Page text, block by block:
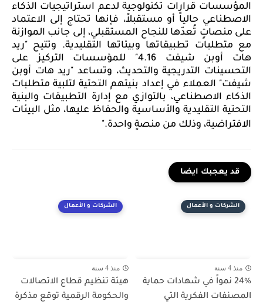
المؤسسات قرارات تكنولوجية لدعم استراتيجيات الذكاء
الاصطناعي حالياً أو مستقبلاً، فإنها تحتاج إلى الاعتماد
على منصاتٍ تُعدّها للنجاح المستقبلي، إلى جانب الموازنة
مع متطلبات تطبيقاتها وبيئاتها التقليدية. وتتيح "ريد
هات أوبن شيفت 4.16"
للمؤسسات التركيز على
التحسينات التدريجية والتحديث، وتساعد "ريد هات أوبن
شيفت" العملاء في إعداد بنيتهم التحتية لتلبية متطلبات
الذكاء الاصطناعي، بالتوازي مع إدارة التطبيقات والبنية
التحتية التقليدية والأساسية والحفاظ عليها، مثل البيئات
الافتراضية، وذلك من منصةٍ واحدة.
"
قد يعجبك ايضا
الشركات و الأعمال
منذ 4 سنة
24% نمواً في شهادات حماية
المصنفات الفكرية التي
الشركات و الأعمال
منذ 4 سنة
هيئة تنظيم قطاع الاتصالات
والحكومة الرقمية توقع مذكرة